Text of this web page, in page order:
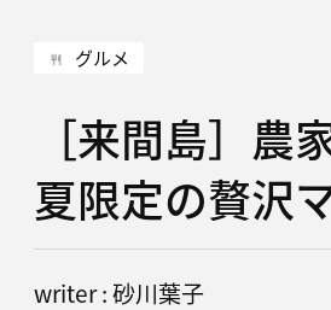
グルメ
［来間島］農
夏限定の贅沢
writer : 砂川葉子